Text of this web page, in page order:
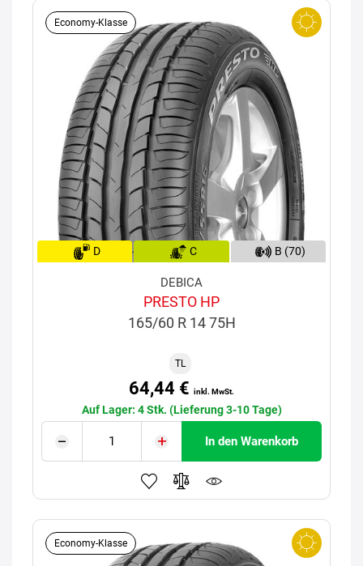
Economy-Klasse
D C B (70)
DEBICA
PRESTO HP
165/60 R 14 75H
TL
64,44 € inkl. MwSt.
Auf Lager: 4 Stk. (Lieferung 3-10 Tage)
In den Warenkorb
Economy-Klasse